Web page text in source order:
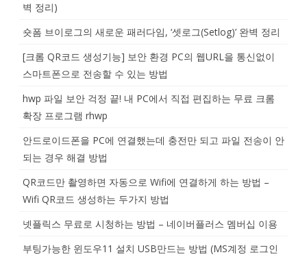
벽 정리)
숏폼 브이로그의 새로운 패러다임, ‘셋로그(Setlog)’ 완벽 정리
[크롬 QR코드 생성기능] 보안 환경 PC의 웹URL을 통신없이
스마트폰으로 전송할 수 있는 방법
hwp 파일 보안 걱정 끝! 내 PC에서 직접 편집하는 무료 크롬
확장 프로그램 rhwp
안드로이드폰을 PC에 연결했는데 충전만 되고 파일 전송이 안
되는 경우 해결 방법
QR코드만 촬영하면 자동으로 Wifi에 연결하게 하는 방법 –
Wifi QR코드 생성하는 두가지 방법
넷플릭스 무료로 시청하는 방법 – 네이버플러스 멤버십 이용
부팅가능한 윈도우11 설치 USB만드는 방법 (MS계정 로그인